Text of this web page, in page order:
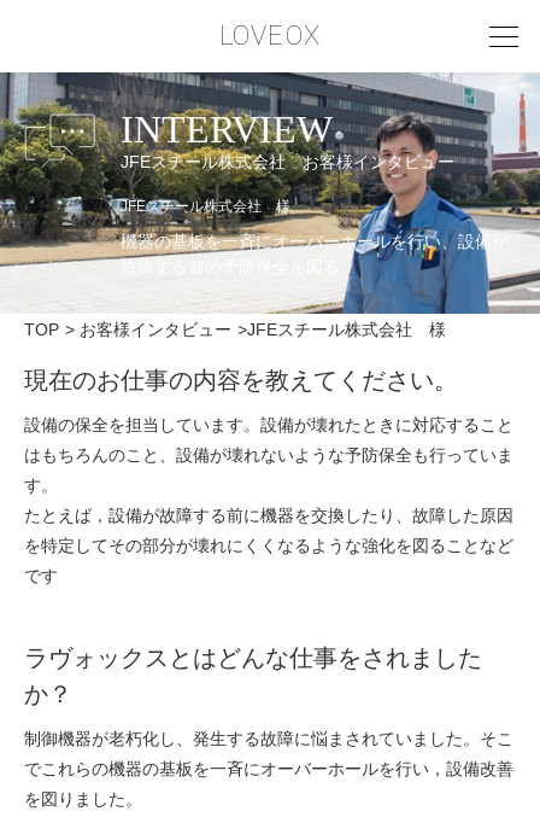
LOVEOX
PHILOSOPHY
フィロソフィー
COMPANY PROFILE
SERVICE
サービス内容
INTERVIEW
お客様インタビュー
RECRUIT
採用情報
お問い合わせ
INTERVIEW
JFEスチール株式会社 お客様インタビュー
JFEスチール株式会社 様
機器の基板を一斉にオーバーホールを行い、 設備が
TOP お客様インタビュー JFEスチール株式会社 様
現在のお仕事の内容を教えてください。
設備の保全を担当しています。設備が壊れたときに対応すること
はもちろんのこと、設備が壊れないような予防保全も行っていま
す。
たとえば，設備が故障する前に機器を交換したり、故障した原因
を特定してその部分が壊れにくくなるような強化を図ることなど
です
ラヴォックスとはどんな仕事をされました
か？
制御機器が老朽化し、発生する故障に悩まされていました。そこ
でこれらの機器の基板を一斉にオーバーホールを行い，設備改善
を図りました。